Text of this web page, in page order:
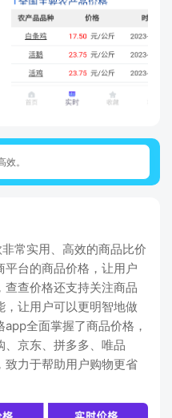
。
常实用、高效的商品比价
台的商品价格，让用户
查价格还支持关注商品
让用户可以更明智地做
全面掌握了商品价格，
京东、拼多多、唯品
致力于帮助用户购物更省